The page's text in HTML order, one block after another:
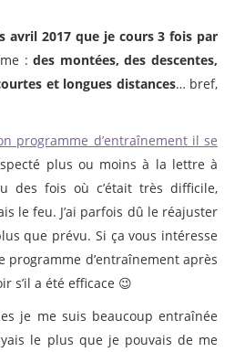
avril 2017 que je cours 3 fois par
:des montées, des descentes,
et longues distances… bref,
programme d’entraînement il se
plus ou moins à la lettre à
des fois où c’était très difficile,
le feu. J’ai parfois dû le réajuster
que prévu. Si ça vous intéresse
programme d’entraînement après
s’il a été efficace 😉
je me suis beaucoup entraînée
le plus que je pouvais de me